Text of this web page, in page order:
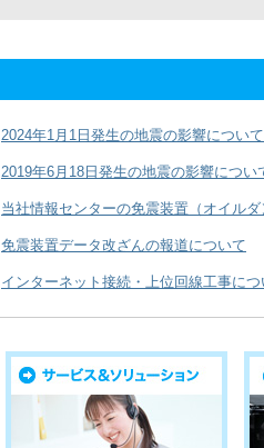
2024年1月1日発生の地震の影響について
2019年6月18日発生の地震の影響につい
当社情報センターの免震装置（オイル
免震装置データ改ざんの報道について
インターネット接続・上位回線工事に